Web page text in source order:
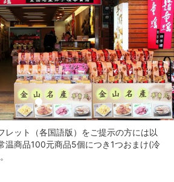
レット（各国語版）をご提示の方には以
温商品100元商品5個につき1つおまけ(冷